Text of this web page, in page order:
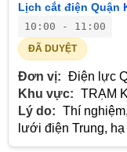
Lịch cắt điện Quận
10:00 - 11:00
ĐÃ DUYỆT
Đơn vị: Điện lực
Khu vực: TRẠM
Lý do: Thí
lưới điện Trung, hạ